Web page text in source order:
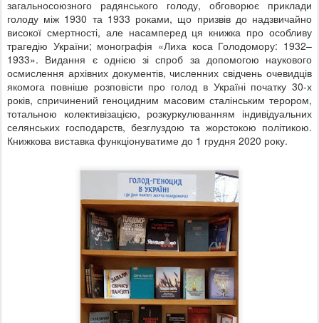
загальносоюзного радянського голоду, обговорює приклади
голоду між 1930 та 1933 роками, що призвів до надзвичайно
високої смертності, але насамперед ця книжка про особливу
трагедію України; монографія «Лиха коса Голодомору: 1932–
1933». Видання є однією зі спроб за допомогою наукового
осмислення архівних документів, численних свідчень очевидців
якомога повніше розповісти про голод в Україні початку 30-х
років, спричинений геноцидним масовим сталінським терором,
тотальною колективізацією, розкуркулюванням індивідуальних
селянських господарств, безглуздою та жорстокою політикою.
Книжкова виставка функціонуватиме до 1 грудня 2020 року.